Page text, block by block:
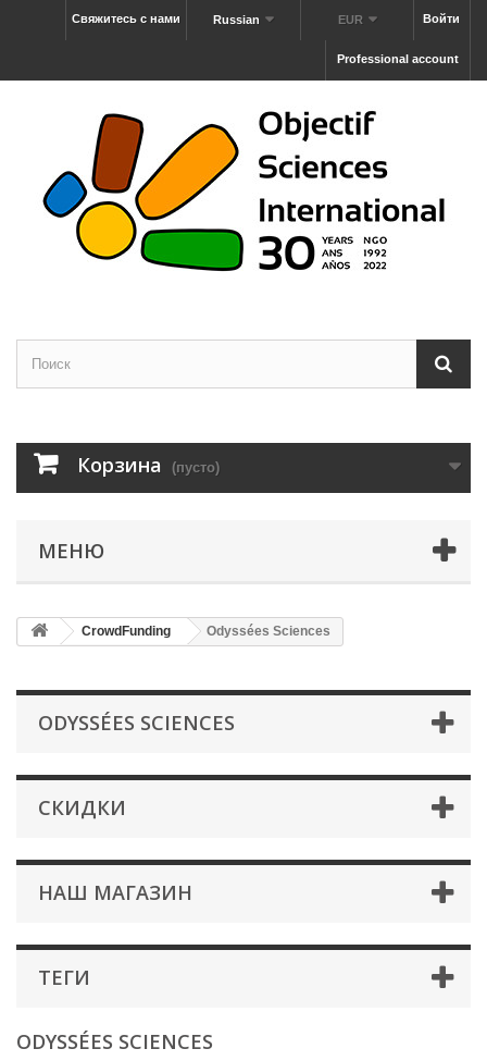
Войти
EUR
Russian
Свяжитесь с нами
Professional account
Корзина (пусто)
МЕНЮ
CrowdFunding Odyssées Sciences
ODYSSÉES SCIENCES
СКИДКИ
НАШ МАГАЗИН
ТЕГИ
ODYSSÉES SCIENCES